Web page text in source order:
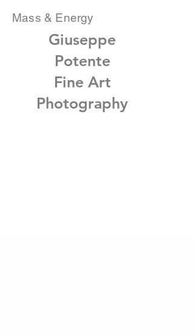
Mass & Energy
Giuseppe
Potente
Fine Art
Photography